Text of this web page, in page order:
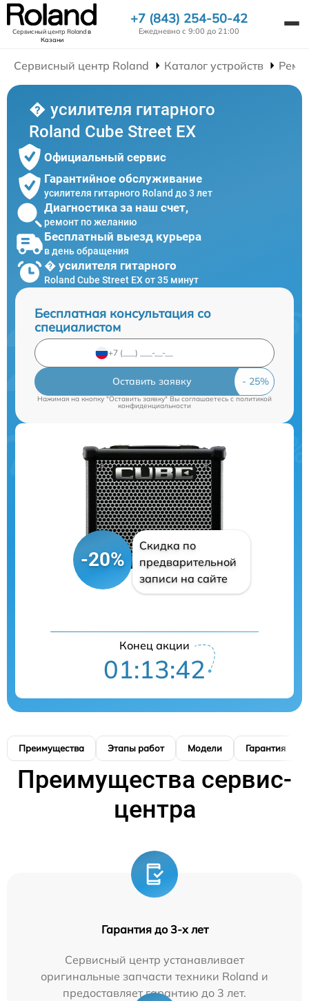
Сервисный центр Rolandв
Казани
+7 (843) 254-50-42
Ежедневно с 9:00 до 21:00
Сервисный центр Roland Каталог устройств
� усилителя гитарного
Roland Cube Street EX
Официальный сервис
Гарантийное обслуживание
усилителя гитарного Roland до 3 лет
Диагностика за наш счет,
ремонт по желанию
Бесплатный выезд курьера
в день обращения
� усилителя гитарного
Roland Cube Street EX от 35 минут
Бесплатная консультация со
специалистом
Оставить заявку
Нажимая на кнопку "Оставить заявку" Вы соглашаетесь cполитикой
конфиденциальности
-20%
Скидка по
предварительной
записи на сайте
Конец акции
01:13:41
Преимущества Этапы работ Модели Гарантия
Преимущества сервис-
центра
Гарантия до 3-х лет
Сервисный центр устанавливает
оригинальные запчасти техники Roland и
предоставляет гарантию до 3 лет.